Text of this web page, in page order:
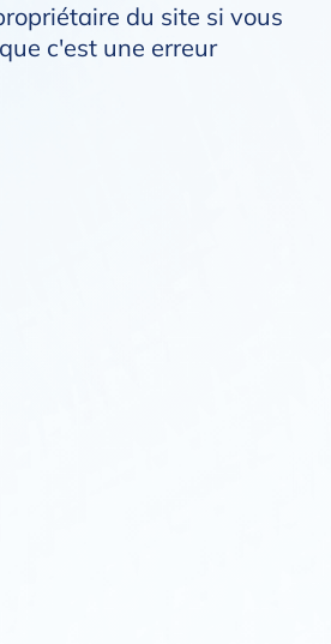
du site si vous
c'est une erreur